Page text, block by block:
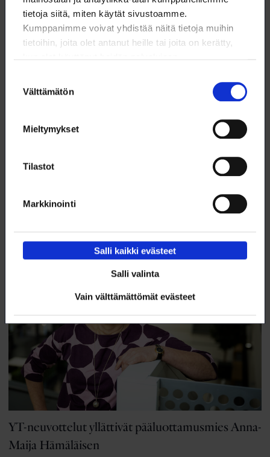
tietoja siitä, miten käytät sivustoamme.
Kumppanimme voivat yhdistää näitä tietoja muihin
tietoihin, joita olet antanut heille tai joita on kerätty,
valinta
Välttämätön
Mieltymykset
Tilastot
Markkinointi
Salli kaikki evästeet
Salli valinta
Vain välttämättömät evästeet
Pääkirjoitus: Yleiskorotus on loimulaiselle lähes
Työmarkkinakevät 2025 on poikkeuksellinen.
YT-neuvottelut yllättivät pääluottamusmies Anna-
Maija Hämäläisen